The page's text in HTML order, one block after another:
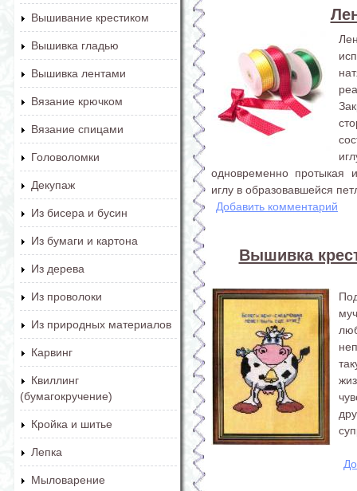
Вышивание крестиком
Вышивка гладью
Вышивка лентами
Вязание крючком
Вязание спицами
Головоломки
Декупаж
Из бисера и бусин
Из бумаги и картона
Из дерева
Из проволоки
Из природных материалов
Карвинг
Квиллинг
(бумагокручение)
Кройка и шитье
Лепка
Мыловарение
одновременно протыкая
иглу в образовавшейся
Добавить комментарий
Вышивка